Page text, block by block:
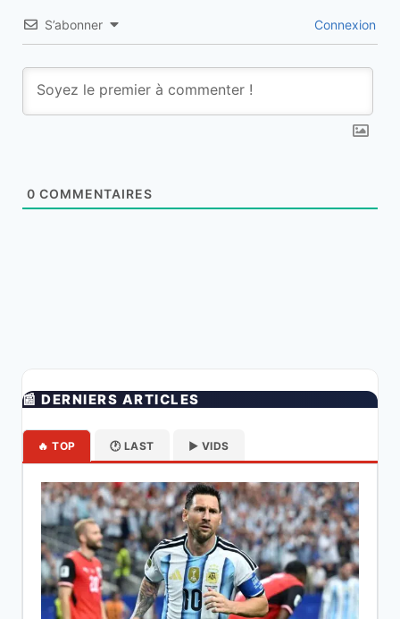
S’abonner Connexion
0 COMMENTAIRES
📰 DERNIERS ARTICLES
🔥 TOP 🕐 LAST ▶️ VIDS